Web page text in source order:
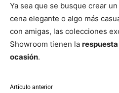
Ya sea que se busque crear un
cena elegante o algo más
con amigas, las colecciones
Showroom tienen la
ocasión.
Artículo anterior